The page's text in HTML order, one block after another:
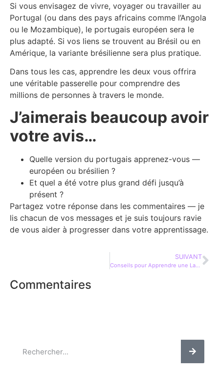
Si vous envisagez de vivre, voyager ou travailler au
Portugal (ou dans des pays africains comme l’Angola
ou le Mozambique), le portugais européen sera le
plus adapté. Si vos liens se trouvent au Brésil ou en
Amérique, la variante brésilienne sera plus pratique.
Dans tous les cas, apprendre les deux vous offrira
une véritable passerelle pour comprendre des
millions de personnes à travers le monde.
J’aimerais beaucoup avoir
votre avis…
Quelle version du portugais apprenez-vous —
européen ou brésilien ?
Et quel a été votre plus grand défi jusqu’à
présent ?
Partagez votre réponse dans les commentaires — je
lis chacun de vos messages et je suis toujours ravie
de vous aider à progresser dans votre apprentissage.
SUIVANT
Conseils pour Apprendre une Langue : 10 Clés Essentielles
Commentaires